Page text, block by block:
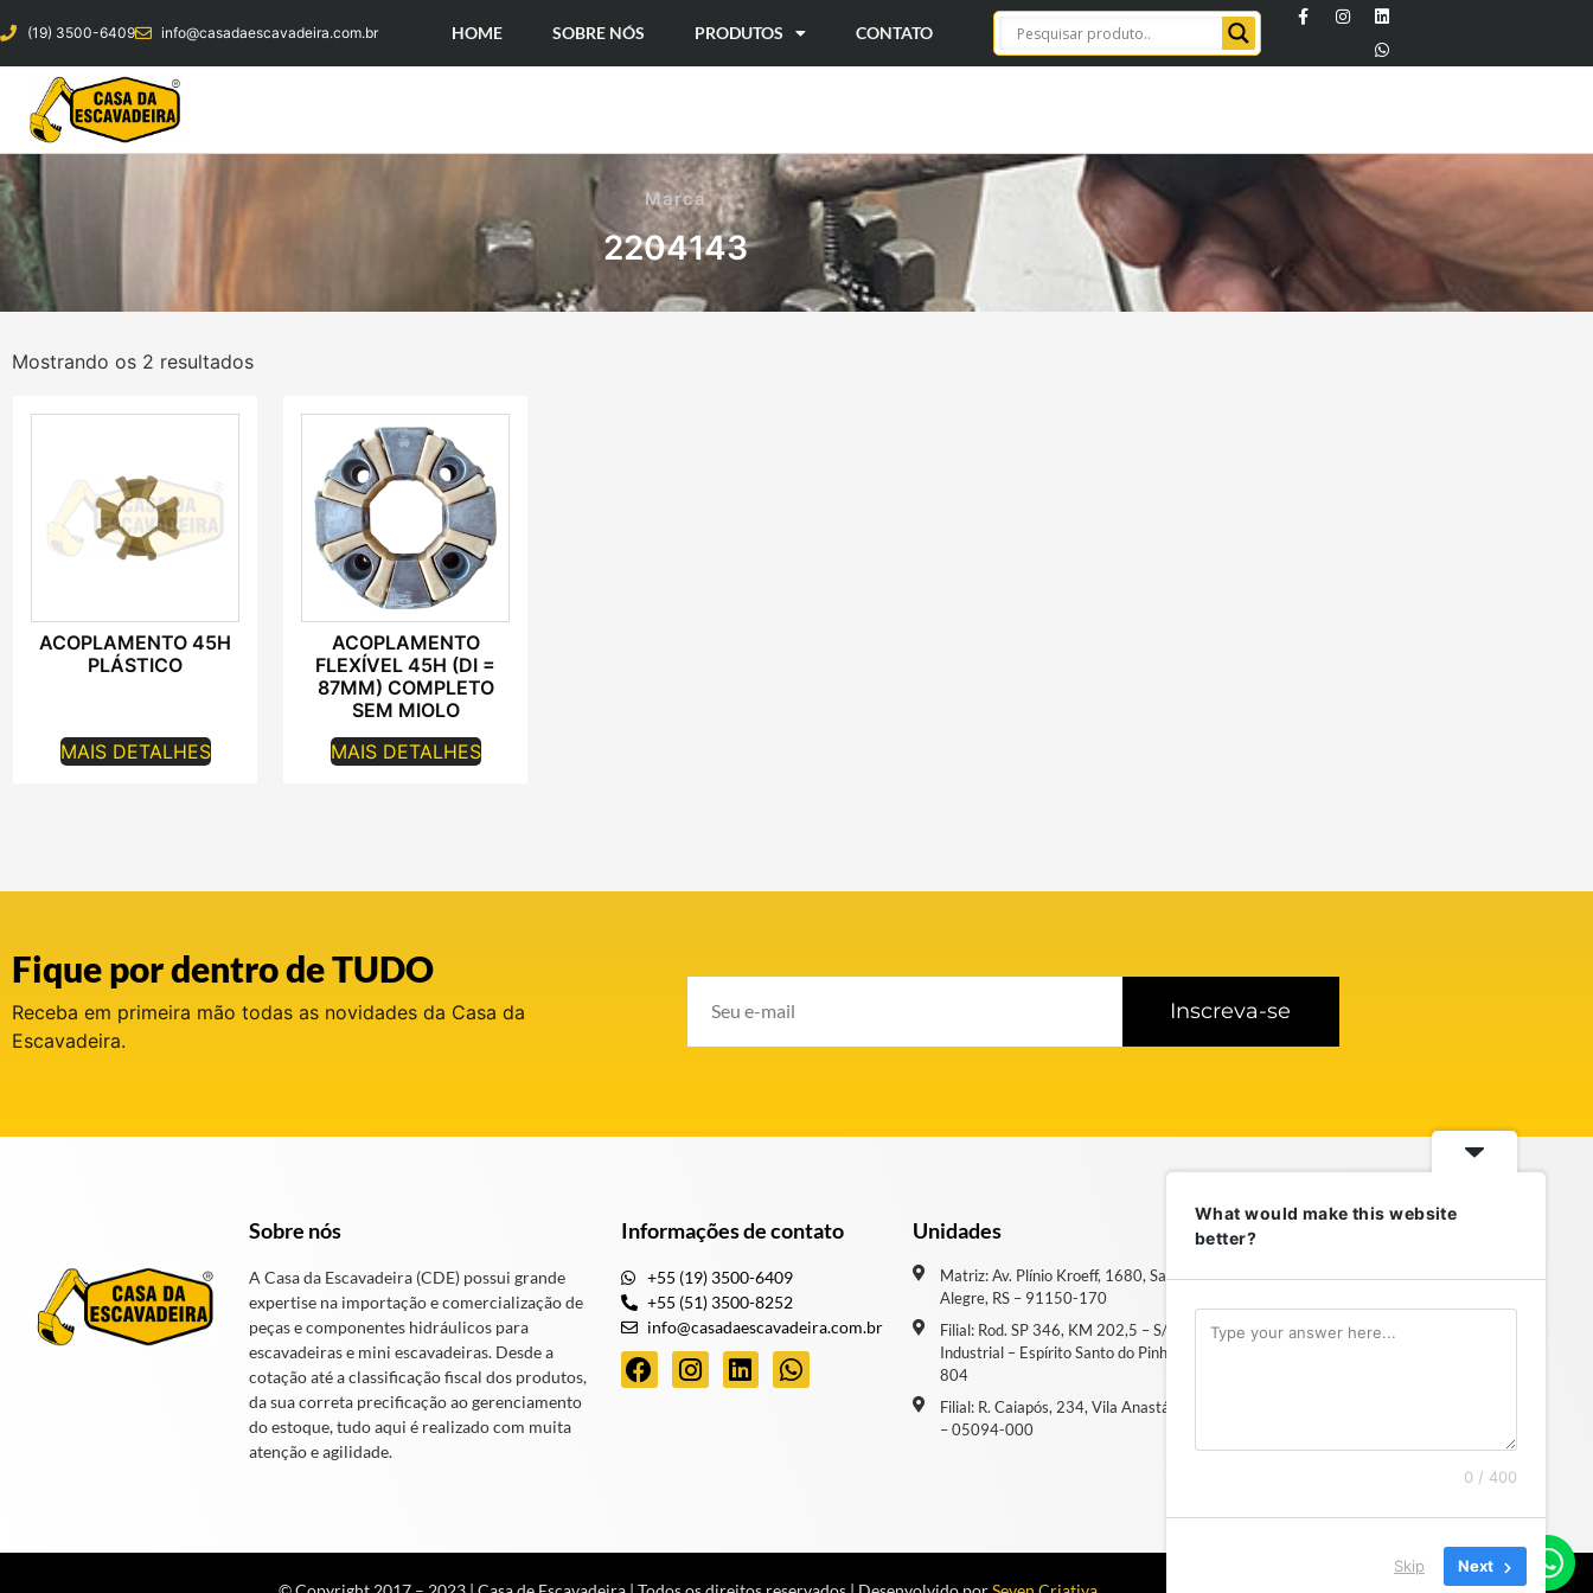
(19) 3500-6409 info@casadaescavadeira.com.br HOME SOBRE NÓS PRODUTOS CONTATO
Marca
2204143
Mostrando os 2 resultados
ACOPLAMENTO 45H
PLÁSTICO
MAIS DETALHES
ACOPLAMENTO
FLEXÍVEL 45H (DI =
87MM) COMPLETO
SEM MIOLO
MAIS DETALHES
Fique por dentro de TUDO
Receba em primeira mão todas as novidades da Casa da
Escavadeira.
Inscreva-se
Sobre nós
A Casa da Escavadeira (CDE) possui grande
expertise na importação e comercialização de
peças e componentes hidráulicos para
escavadeiras e mini escavadeiras. Desde a
cotação até a classificação fiscal dos produtos,
da sua correta precificação ao gerenciamento
do estoque, tudo aqui é realizado com muita
atenção e agilidade.
Informações de contato
+55 (19) 3500-6409
+55 (51) 3500-8252
info@casadaescavadeira.com.br
Unidades
Matriz: Av. Plínio Kroeff, 1680, Sarandi – Porto
Alegre, RS – 91150-170
Filial: Rod. SP 346, KM 202,5 – S/N, Distrito
Industrial – Espírito Santo do Pinhal, SP – 13994-
804
Filial: R. Caiapós, 234, Vila Anastácio – São Paulo, SP
– 05094-000
What would make this website
better?
0 / 400
Skip Next